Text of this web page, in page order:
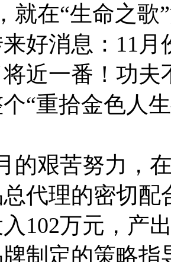
就在“生命之
好消息：11月
将近一番！功夫
“重拾金色人
的艰苦努力，
代理的密切
102万元，产
制定的策略